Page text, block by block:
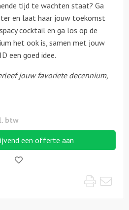
Solextours
Locaties
Dinnershows
tijd te wachten staat? Ga
en laat haar jouw toekomst
cocktail en ga los op de
het ook is, samen met jouw
een goed idee.
jouw favoriete decennium,
een offerte aan
Like!
btw
Print